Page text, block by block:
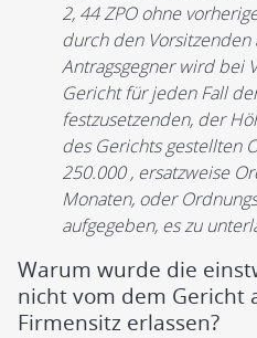
2, 44 ZPO ohne
durch den Vorsitzenden
Antragsgegner wird bei
Gericht für jeden Fall
festzusetzenden, der
des Gerichts gestellten
250.000 , ersatzweise
Monaten, oder
aufgegeben, es zu
Warum wurde die
nicht vom dem Gericht
Firmensitz erlassen?